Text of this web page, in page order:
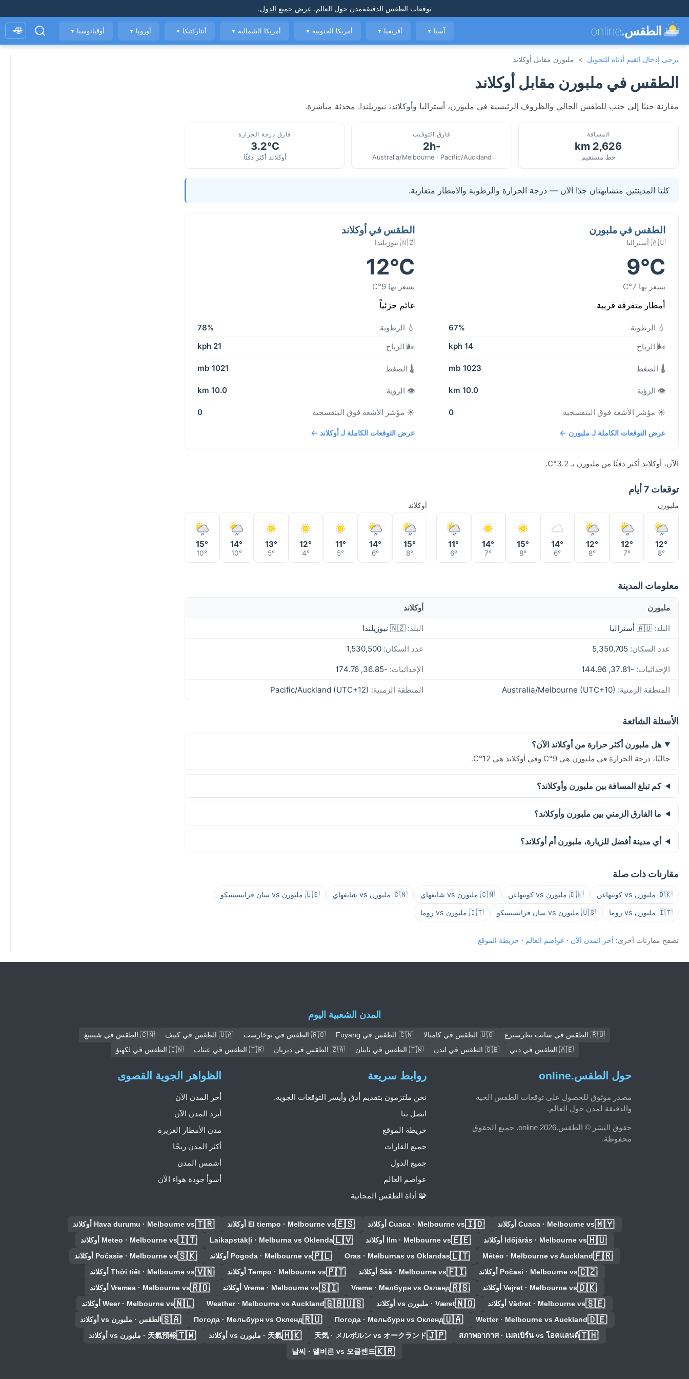
توقعات الطقس الدقيقةمدن حول العالم. عرض جميع الدول.
الطقس.online آسيا ▼ أفريقيا ▼ أمريكا الجنوبية ▼ أمريكا الشمالية ▼ أنتاركتيكا ▼ أوروبا ▼ أوقيانوسيا ▼
🌐
▾
يرجى إدخال القيم أدناه للتحويل > ملبورن مقابل أوكلاند
الطقس في ملبورن مقابل أوكلاند
مقارنة جنبًا إلى جنب للطقس الحالي والظروف الرئيسية في ملبورن، أستراليا وأوكلاند، نيوزيلندا. محدثة مباشرة.
المسافة
2,626 km
خط مستقيم
فارق التوقيت
-2h
Australia/Melbourne · Pacific/Auckland
فارق درجة الحرارة
3.2°C
أوكلاند أكثر دفئًا
كلتا المدينتين متشابهتان جدًا الآن — درجة الحرارة والرطوبة والأمطار متقاربة.
الطقس في ملبورن
🇦🇺 أستراليا
9°C
يشعر بها 7°C
أمطار متفرقة قريبة
💧 الرطوبة
67%
🌬️ الرياح
14 kph
🌡️ الضغط 1023 mb
👁️ الرؤية 10.0 km
☀️ مؤشر الأشعة فوق البنفسجية 0
عرض التوقعات الكاملة لـ ملبورن ←
الطقس في أوكلاند
🇳🇿 نيوزيلندا
12°C
يشعر بها 9°C
غائم جزئياً
💧 الرطوبة
78%
🌬️ الرياح
21 kph
🌡️ الضغط 1021 mb
👁️ الرؤية 10.0 km
☀️ مؤشر الأشعة فوق البنفسجية 0
عرض التوقعات الكاملة لـ أوكلاند ←
الآن، أوكلاند أكثر دفئًا من ملبورن بـ 3.2°C.
توقعات 7 أيام
ملبورن
12°
8°
12°
7°
12°
8°
14°
6°
15°
8°
14°
7°
11°
6°
أوكلاند
15°
8°
14°
6°
11°
5°
12°
4°
13°
5°
14°
10°
15°
10°
معلومات المدينة
ملبورن أوكلاند
البلد: 🇦🇺 أستراليا البلد: 🇳🇿 نيوزيلندا
عدد السكان: عدد السكان:
الإحداثيات: -37.81, 144.96 الإحداثيات: -36.85, 174.76
المنطقة الزمنية: المنطقة الزمنية:
الأسئلة الشائعة
هل ملبورن أكثر حرارة من أوكلاند الآن؟
حاليًا، درجة الحرارة في ملبورن هي 9°C وفي أوكلاند هي 12°C.
كم تبلغ المسافة بين ملبورن وأوكلاند؟
ما الفارق الزمني بين ملبورن وأوكلاند؟
أي مدينة أفضل للزيارة، ملبورن أم أوكلاند؟
مقارنات ذات صلة
🇩🇰 ملبورن vs كوبنهاغن 🇩🇰 ملبورن vs كوبنهاغن 🇨🇳 ملبورن vs شانغهاي 🇨🇳 ملبورن vs شانغهاي 🇺🇸 ملبورن vs سان فرانسيسكو
🇮🇹 ملبورن vs روما 🇺🇸 ملبورن vs سان فرانسيسكو 🇮🇹 ملبورن vs روما
تصفح مقارنات أخرى: أحر المدن الآن · عواصم العالم · خريطة الموقع
المدن الشعبية اليوم
🇷🇺 الطقس في سانت بطرسبرغ 🇺🇬 الطقس في كامبالا 🇨🇳 الطقس في Fuyang 🇷🇴 الطقس في بوخارست 🇺🇦 الطقس في كييف
🇨🇳 الطقس في شينينغ
🇦🇪 الطقس في دبي
🇬🇧 الطقس في لندن 🇹🇼 الطقس في تاينان 🇿🇦 الطقس في ديربان 🇹🇷 الطقس في عنتاب 🇮🇳 الطقس في لكهنؤ
حول الطقس.online
مصدر موثوق للحصول على توقعات الطقس الحية
والدقيقة لمدن حول العالم.
حقوق النشر © الطقس.online 2026. جميع الحقوق
محفوظة.
روابط سريعة
نحن ملتزمون بتقديم أدق وأيسر التوقعات الجوية.
اتصل بنا
خريطة الموقع
جميع القارات
جميع الدول
عواصم العالم
🧩 أداة الطقس المجانية
الظواهر الجوية القصوى
أحر المدن الآن
أبرد المدن الآن
مدن الأمطار الغزيرة
أكثر المدن ريحًا
أشمس المدن
أسوأ جودة هواء الآن
🇲🇾Cuaca · Melbourne vs أوكلاند 🇮🇩Cuaca · Melbourne vs أوكلاند 🇪🇸El tiempo · Melbourne vs أوكلاند 🇹🇷Hava durumu · Melbourne vs أوكلاند
🇭🇺Időjárás · Melbourne vs أوكلاند 🇪🇪Ilm · Melbourne vs أوكلاند 🇱🇻
Laikapstākļi · Melburna vs Oklenda
🇮🇹Meteo · Melbourne vs أوكلاند
🇫🇷
Météo · Melbourne vs Auckland
🇱🇹
Oras · Melburnas vs Oklandas
🇵🇱Pogoda · Melbourne vs أوكلاند 🇸🇰Počasie · Melbourne vs أوكلاند
🇨🇿Počasí · Melbourne vs أوكلاند 🇫🇮Sää · Melbourne vs أوكلاند 🇵🇹Tempo · Melbourne vs أوكلاند 🇻🇳Thời tiết · Melbourne vs أوكلاند
🇩🇰Vejret · Melbourne vs أوكلاند 🇷🇸
Vreme · Мелбурн vs Окланд
🇸🇮Vreme · Melbourne vs أوكلاند 🇷🇴Vremea · Melbourne vs أوكلاند
🇸🇪Vädret · Melbourne vs أوكلاند 🇳🇴Været · ملبورن vs أوكلاند 🇬🇧🇺🇸
Weather · Melbourne vs Auckland
🇳🇱Weer · Melbourne vs أوكلاند
🇩🇪
Wetter · Melbourne vs Auckland
🇺🇦
Погода · Мельбурн vs Окленд
🇷🇺
Погода · Мельбурн vs Окленд
🇸🇦 الطقس · ملبورن vs أوكلاند
🇹🇭
สภาพอากาศ · เมลเบิร์น vs โอคแลนด์
🇯🇵
天気 · メルボルン vs オークランド
🇭🇰天氣 · ملبورن vs أوكلاند 🇹🇼天氣預報 · ملبورن vs أوكلاند
🇰🇷
날씨 · 멜버른 vs 오클랜드